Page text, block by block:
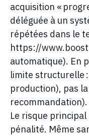
acquisition «
déléguée à un
répétées dans le
https://
automatique). En
limite structurelle
production), pas
recommandation).
Le risque
pénalité. Même